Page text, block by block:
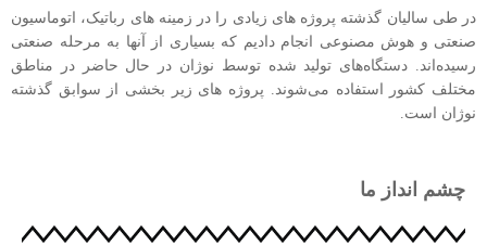
در طی سالیان گذشته پروژه های زیادی را در زمینه های رباتیک، اتوماسیون
صنعتی و هوش مصنوعی انجام دادیم که بسیاری از آنها به مرحله صنعتی
رسیده‌اند. دستگاه‌های تولید شده توسط نوژان در حال حاضر در مناطق
مختلف کشور استفاده می‌شوند. پروژه های زیر بخشی از سوابق گذشته
نوژان است.
چشم انداز ما